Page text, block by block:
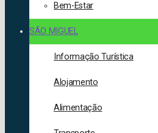
Bem-Estar
SÃO MIGUEL
Informação Turística
Alojamento
Alimentação